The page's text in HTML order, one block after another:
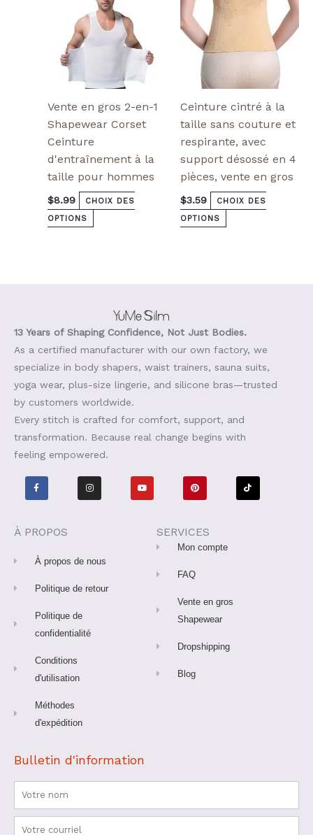
Vente en gros 2-en-1
Shapewear Corset
Ceinture
d'entraînement à la
taille pour hommes
$8.99
CHOIX DES
OPTIONS
choisies
sur
de
produit
Ceinture cintré à la
taille sans couture et
respirante, avec
support désossé en 4
pièces, vente en gros
$3.59
CHOIX DES
OPTIONS
choisies
la
de
produit
13 Years of Shaping Confidence, Not Just Bodies.
As a certified manufacturer with our own factory, we
specialize in body shapers, waist trainers, sauna suits,
yoga wear, plus-size lingerie, and silicone bras—trusted
by customers worldwide.
Every stitch is crafted for comfort, support, and
transformation. Because real change begins with
feeling empowered.
F
a
c
e
o
k
I
n
s
t
Y
o
u
t
P
i
n
t
e
s
t
T
i
k
t
À PROPOS
À propos de nous
Politique de retour
Politique de
confidentialité
Conditions
d'utilisation
Méthodes
d'expédition
SERVICES
Mon compte
FAQ
Vente en gros
Shapewear
Dropshipping
Blog
Bulletin d'information
Nom
Courriel